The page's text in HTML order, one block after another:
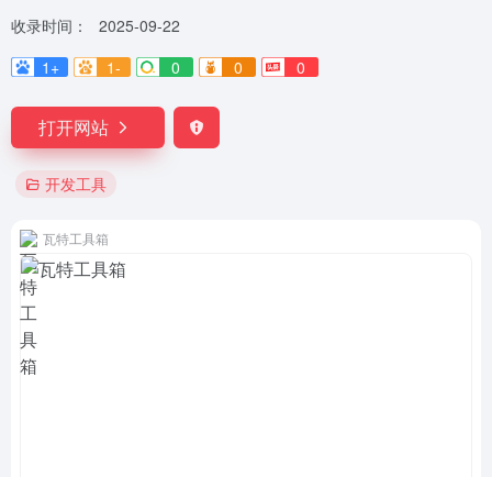
收录时间：
2025-09-22
1+
1- 0 0 0
打开网站
开发工具
瓦特工具箱